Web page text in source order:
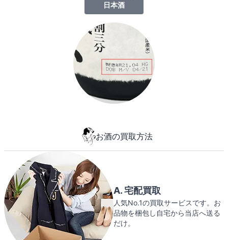
日本酒
お酒の買取方法
A. 宅配買取
人気No.1の買取サービスです。お
品物を梱包し自宅から当店へ送る
だけ。